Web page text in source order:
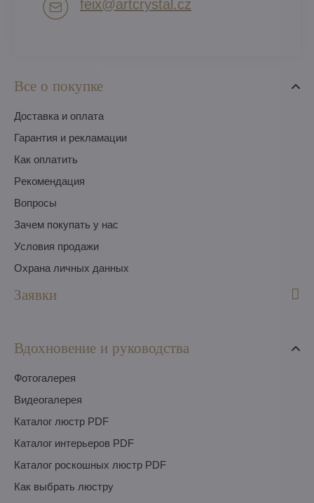
Все о покупке
Доставка и оплата
Гарантия и рекламации
Как оплатить
Pекомендация
Вопросы
Зачем покупать у нас
Условия продажи
Охрана личных данных
Заявки
Вдохновение и руководства
Фотогалерея
Видеогалерея
Каталог люстр PDF
Каталог интерьеров PDF
Каталог роскошных люстр PDF
Как выбрать люстру
feix​@artcrystal​.cz